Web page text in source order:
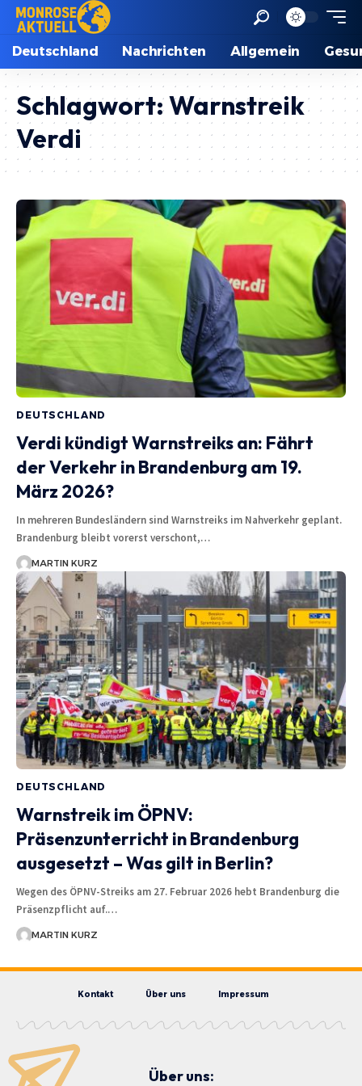
Deutschland Nachrichten Allgemein
Schlagwort:Warnstreik
Verdi
DEUTSCHLAND
Verdi kündigt Warnstreiks an: Fährt
der Verkehr in Brandenburg am 19.
März 2026?
In mehreren Bundesländern sind Warnstreiks im Nahverkehr geplant.
Brandenburg bleibt vorerst verschont,…
MARTIN KURZ
DEUTSCHLAND
Warnstreik im ÖPNV:
Präsenzunterricht in Brandenburg
ausgesetzt – Was gilt in Berlin?
Wegen des ÖPNV-Streiks am 27. Februar 2026 hebt Brandenburg die
Präsenzpflicht auf.…
MARTIN KURZ
Kontakt Über uns Impressum
Über uns: